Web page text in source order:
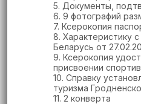
5. Документы,
6. 9 фотографий
7. Ксерокопия
8. Характеристику
Беларусь от
9. Ксерокопия
присвоении
10. Справку
туризма
11. 2 конверта